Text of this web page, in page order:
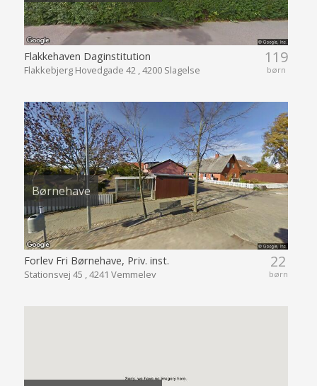
119
børn
Flakkehaven Daginstitution
Flakkebjerg Hovedgade 42 , 4200 Slagelse
Børnehave
22
børn
Forlev Fri Børnehave, Priv. inst.
Stationsvej 45 , 4241 Vemmelev